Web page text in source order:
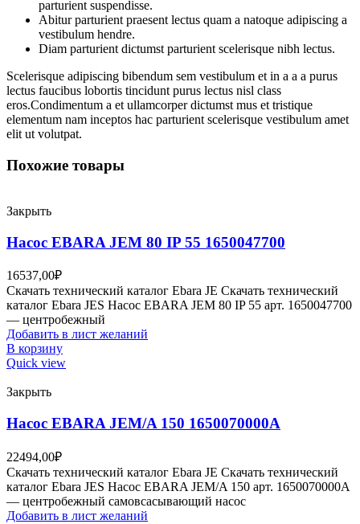
parturient suspendisse.
Abitur parturient praesent lectus quam a natoque adipiscing a
vestibulum hendre.
Diam parturient dictumst parturient scelerisque nibh lectus.
Scelerisque adipiscing bibendum sem vestibulum et in a a a purus
lectus faucibus lobortis tincidunt purus lectus nisl class
eros.Condimentum a et ullamcorper dictumst mus et tristique
elementum nam inceptos hac parturient scelerisque vestibulum amet
elit ut volutpat.
Похожие товары
Закрыть
Насос EBARA JEM 80 IP 55 1650047700
16537,00₽
Скачать технический каталог Ebara JE Скачать технический
каталог Ebara JES Насос EBARA JEM 80 IP 55 арт. 1650047700
— центробежный
Добавить в лист желаний
В корзину
Quick view
Закрыть
Насос EBARA JEM/A 150 1650070000A
22494,00₽
Скачать технический каталог Ebara JE Скачать технический
каталог Ebara JES Насос EBARA JEM/A 150 арт. 1650070000A
— центробежный самовсасывающий насос
Добавить в лист желаний